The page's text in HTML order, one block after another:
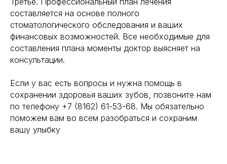
составляется на основе полного
стоматологического обследования и ваших
финансовых возможностей. Все необходимые для
составления плана моменты доктор выясняет на
консультации.
Если у вас есть вопросы и нужна помощь в
сохранении здоровья ваших зубов, позвоните нам
по телефону +7 (8162) 61-53-68. Мы обязательно
поможем вам во всем разобраться и сохраним
вашу улыбку